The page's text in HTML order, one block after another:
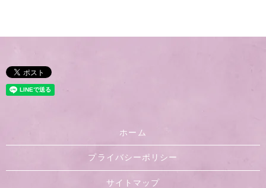
ホーム
プライバシーポリシー
サイトマップ